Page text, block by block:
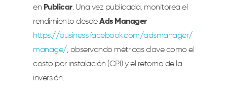
en Publicar. Una vez publicada, monitorea el
rendimiento desdeAds Manager
https://business.facebook.com/adsmanager/
manage/, observando métricas clave como el
costo por instalación (CPI) y el retorno de la
inversión.